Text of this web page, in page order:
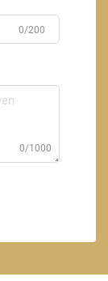
0/200
0/1000